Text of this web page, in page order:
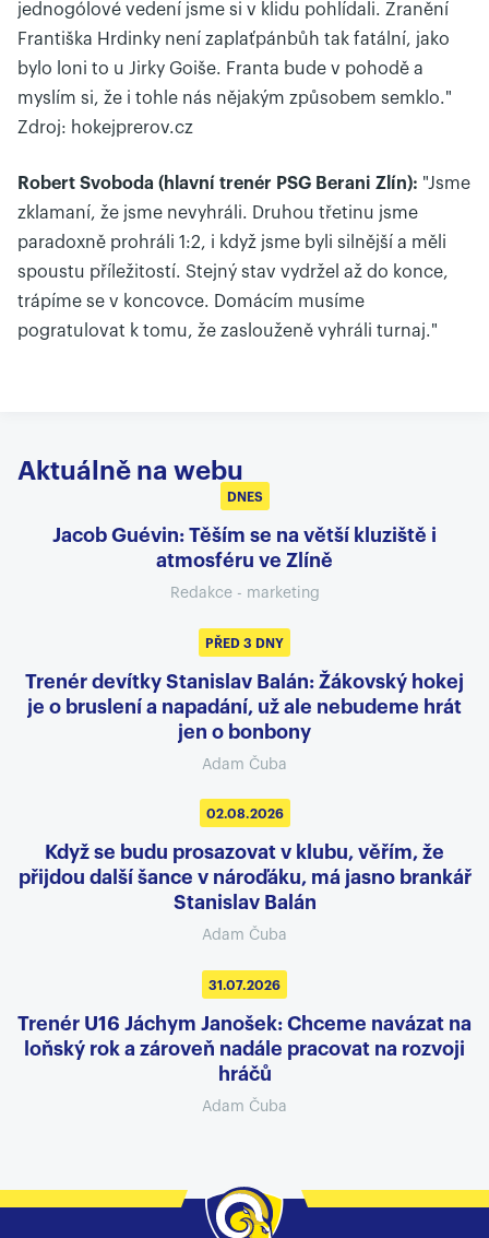
jednogólové vedení jsme si v klidu pohlídali. Zranění
Františka Hrdinky není zaplaťpánbůh tak fatální, jako
bylo loni to u Jirky Goiše. Franta bude v pohodě a
myslím si, že i tohle nás nějakým způsobem semklo."
Zdroj: hokejprerov.cz
Robert Svoboda (hlavní trenér PSG Berani Zlín): "Jsme
zklamaní, že jsme nevyhráli. Druhou třetinu jsme
paradoxně prohráli 1:2, i když jsme byli silnější a měli
spoustu příležitostí. Stejný stav vydržel až do konce,
trápíme se v koncovce. Domácím musíme
pogratulovat k tomu, že zaslouženě vyhráli turnaj."
Aktuálně na webu
DNES
Jacob Guévin: Těším se na větší kluziště i
atmosféru ve Zlíně
Redakce - marketing
PŘED 3 DNY
Trenér devítky Stanislav Balán: Žákovský hokej
je o bruslení a napadání, už ale nebudeme hrát
jen o bonbony
Adam Čuba
02.08.2026
Když se budu prosazovat v klubu, věřím, že
přijdou další šance v nároďáku, má jasno brankář
Stanislav Balán
Adam Čuba
31.07.2026
Trenér U16 Jáchym Janošek: Chceme navázat na
loňský rok a zároveň nadále pracovat na rozvoji
hráčů
Adam Čuba